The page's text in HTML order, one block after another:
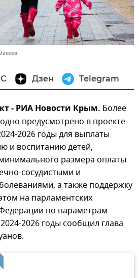
Дзен Telegram
- РИА Новости Крым. Более
предусмотрено в проекте
2026 годы для выплаты
и воспитанию детей,
размера оплаты
сосудистыми и
а также поддержку
на парламентских
по параметрам
2026 годы сообщил глава